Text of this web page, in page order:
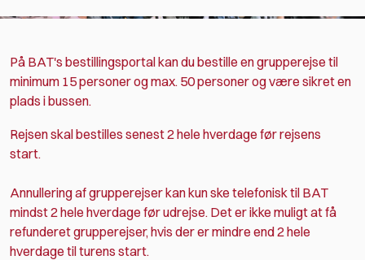
På BAT's bestillingsportal kan du bestille en grupperejse til
minimum 15 personer og max. 50 personer og være sikret en
plads i bussen.
Rejsen skal bestilles senest 2 hele hverdage før rejsens
start.
Annullering af grupperejser kan kun ske telefonisk til BAT
mindst 2 hele hverdage før udrejse. Det er ikke muligt at få
refunderet grupperejser, hvis der er mindre end 2 hele
hverdage til turens start.